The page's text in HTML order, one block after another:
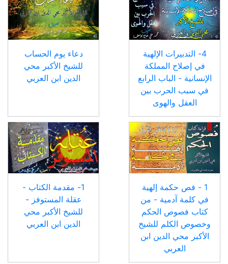
4- التدبيرات الإلهية
في إصلاح المملكة
الإنسانية - الباب الرابع
في سبب الحرب بين
العقل والهوى
دعاء يوم الحساب
للشيخ الأكبر محي
الدين ابن العربي
1 - فص حكمة إلهية
في كلمة آدمية - من
كتاب فصوص الحكم
وخصوص الكلم للشيخ
الأكبر محي الدين ابن
العربي
1- مقدمة الكتاب -
عقلة المستوفز -
للشيخ الأكبر محي
الدين ابن العربي